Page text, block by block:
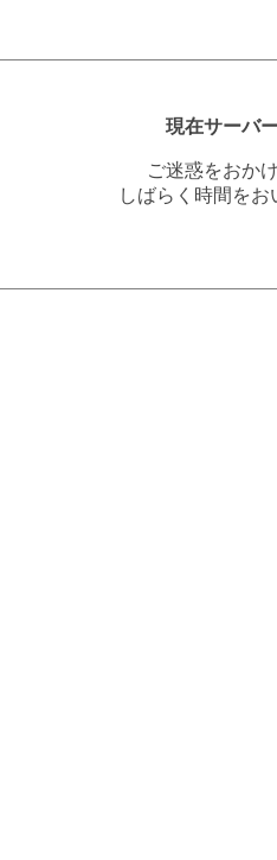
現在サーバ
ご迷惑をおか
しばらく時間を